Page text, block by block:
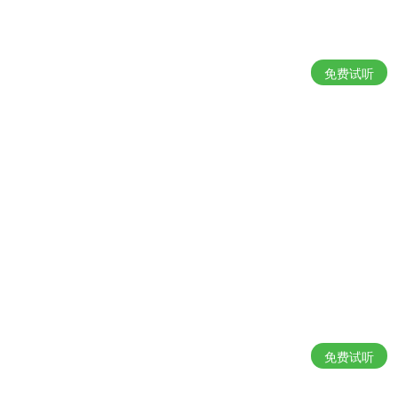
免费试听
免费试听